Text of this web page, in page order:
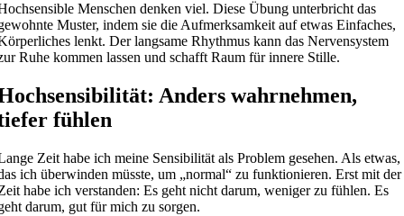
Menschen denken viel. Diese Übung unterbricht das
Muster, indem sie die Aufmerksamkeit auf etwas Einfaches,
lenkt. Der langsame Rhythmus kann das Nervensystem
Ruhe kommen lassen und schafft Raum für innere Stille.
Anders wahrnehmen,
fühlen
Zeit habe ich meine Sensibilität als Problem gesehen. Als etwas,
ich überwinden müsste, um „normal“ zu funktionieren. Erst mit der
habe ich verstanden: Es geht nicht darum, weniger zu fühlen. Es
darum, gut für mich zu sorgen.